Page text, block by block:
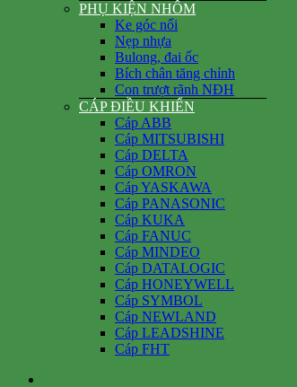
PHỤ KIỆN NHÔM
Ke góc nổi
Nẹp nhựa
Bulong, đai ốc
Bích chân tăng chỉnh
Con trượt rãnh NĐH
CÁP ĐIỀU KHIỂN
Cáp ABB
Cáp MITSUBISHI
Cáp DELTA
Cáp OMRON
Cáp YASKAWA
Cáp PANASONIC
Cáp KUKA
Cáp FANUC
Cáp MINDEO
Cáp DATALOGIC
Cáp HONEYWELL
Cáp SYMBOL
Cáp NEWLAND
Cáp LEADSHINE
Cáp FHT